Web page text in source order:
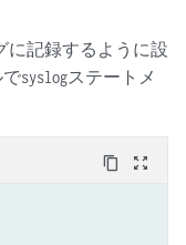
に記録するように設
syslogステートメ
content_copy zoom_out_map